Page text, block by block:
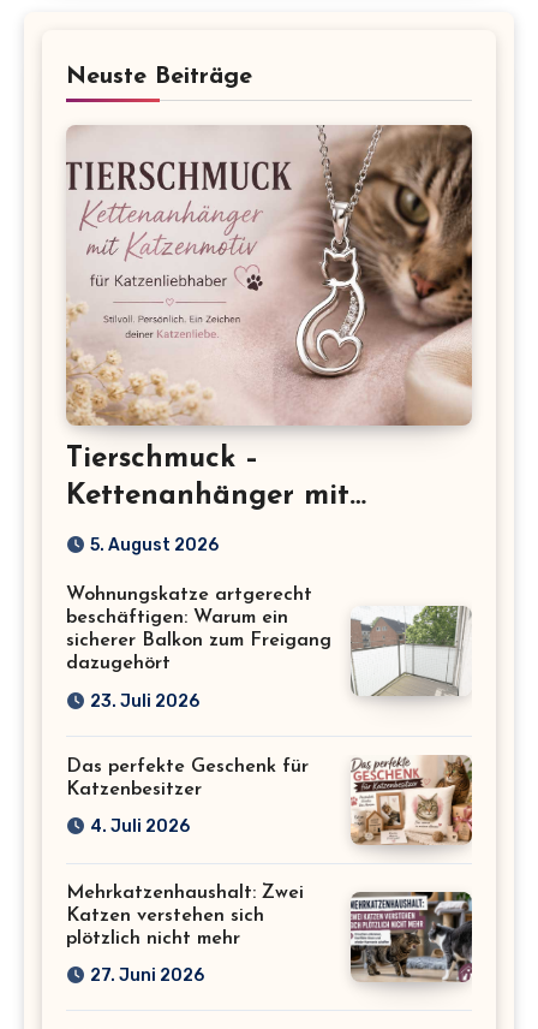
Neuste Beiträge
Tierschmuck –
Kettenanhänger mit
Katzenmotiv für
5. August 2026
Wohnungskatze artgerecht
beschäftigen: Warum ein
sicherer Balkon zum Freigang
dazugehört
23. Juli 2026
Das perfekte Geschenk für
Katzenbesitzer
4. Juli 2026
Mehrkatzenhaushalt: Zwei
Katzen verstehen sich
plötzlich nicht mehr
27. Juni 2026